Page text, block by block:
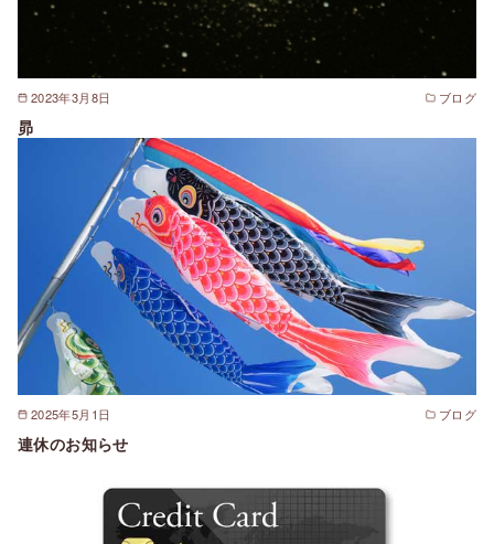
2023年3月8日 ブログ
昴
2025年5月1日 ブログ
連休のお知らせ